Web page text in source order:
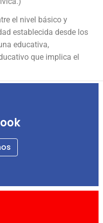
el nivel básico y
establecida desde los
educativa,
que implica el